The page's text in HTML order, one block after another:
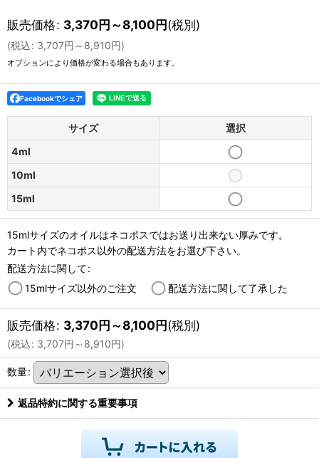
販売価格: 3,370円～8,100円(税別)
(税込: 3,707円 ～8,910円)
オプションにより価格が変わる場合もあります。
Facebookでシェア
サイズ
選択
4ml
10ml
15ml
15mlサイズのオイルはネコポスではお送り出来ない厚みです。
カート内でネコポス以外の配送方法をお選び下さい。
配送方法に関して:
15mlサイズ以外のご注文
配送方法に関して了承した
販売価格: 3,370円～8,100円(税別)
(税込: 3,707円 ～8,910円)
数量:
返品特約に関する重要事項